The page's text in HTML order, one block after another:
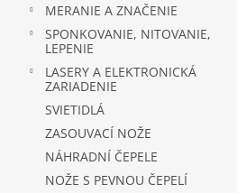
MERANIE A ZNAČENIE
SPONKOVANIE, NITOVANIE,
LEPENIE
LASERY A ELEKTRONICKÁ
ZARIADENIE
SVIETIDLÁ
ZASOUVACÍ NOŽE
NÁHRADNÍ ČEPELE
NOŽE S PEVNOU ČEPELÍ